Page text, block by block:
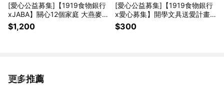
[愛心公益募集]【1919食物銀行
xJABA】關心12個家庭 大燕麥片
愛心12包組(購買者本人不會收到
商品)
$1,200
[愛心公益募集]【1919食物銀行
x愛心募集】開學文具送愛計畫
(購買者不會收到商品)
$300
更多推薦
看更多